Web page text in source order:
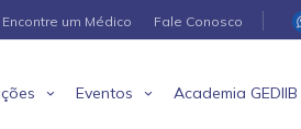
Encontre um Médico Fale Conosco
Eventos Academia GEDIIB